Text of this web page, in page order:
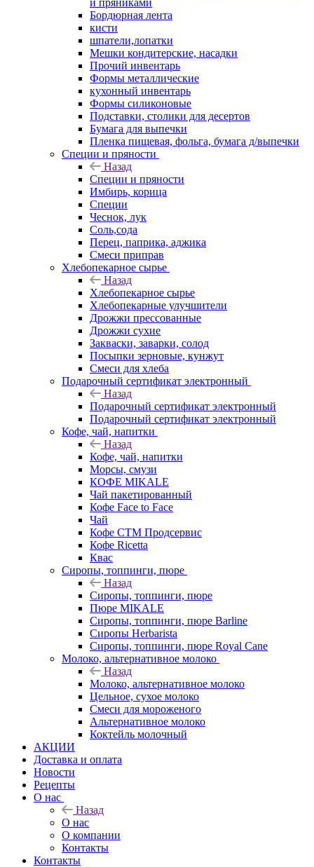
и пряниками
Бордюрная лента
кисти
шпатели,лопатки
Мешки кондитерские, насадки
Прочий инвентарь
Формы металлические
кухонный инвентарь
Формы силиконовые
Подставки, столики для десертов
Бумага для выпечки
Пленка пищевая, фольга, бумага д/выпечки
Специи и пряности
Назад
Специи и пряности
Имбирь, корица
Специи
Чеснок, лук
Соль,сода
Перец, паприка, аджика
Смеси приправ
Хлебопекарное сырье
Назад
Хлебопекарное сырье
Хлебопекарные улучшители
Дрожжи прессованные
Дрожжи сухие
Закваски, заварки, солод
Посыпки зерновые, кунжут
Смеси для хлеба
Подарочный сертификат электронный
Назад
Подарочный сертификат электронный
Подарочный сертификат электронный
Кофе, чай, напитки
Назад
Кофе, чай, напитки
Морсы, смузи
КОФЕ MIKALE
Чай пакетированный
Кофе Face to Face
Чай
Кофе СТМ Продсервис
Кофе Ricetta
Квас
Сиропы, топпинги, пюре
Назад
Сиропы, топпинги, пюре
Пюре MIKALE
Сиропы, топпинги, пюре Barline
Сиропы Herbarista
Сиропы, топпинги, пюре Royal Cane
Молоко, альтернативное молоко
Назад
Молоко, альтернативное молоко
Цельное, сухое молоко
Смеси для мороженого
Альтернативное молоко
Коктейль молочный
АКЦИИ
Доставка и оплата
Новости
Рецепты
О нас
Назад
О нас
О компании
Контакты
Контакты